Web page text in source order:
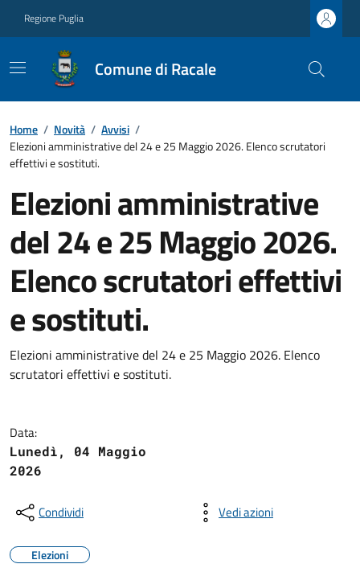
Regione Puglia
Comune di Racale
Home / Novità / Avvisi /
Elezioni amministrative del 24 e 25 Maggio 2026. Elenco scrutatori
effettivi e sostituti.
Elezioni amministrative
del 24 e 25 Maggio 2026.
Elenco scrutatori effettivi
e sostituti.
Elezioni amministrative del 24 e 25 Maggio 2026. Elenco
scrutatori effettivi e sostituti.
Data:
Lunedì, 04 Maggio
2026
Condividi Vedi azioni
Elezioni